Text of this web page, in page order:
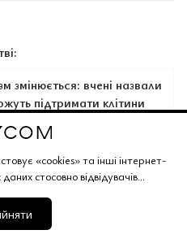
«cookies» та інші інтернет-
стосовно відвідувачів...
змінюється: вчені назвали
підтримати клітини
система
чому їжі не
кому дістаються набори